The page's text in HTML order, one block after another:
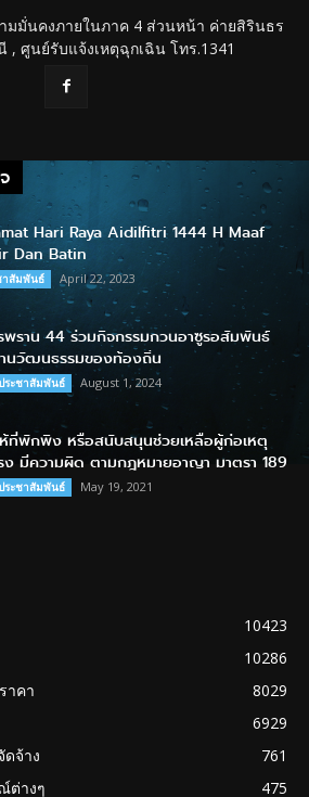
มมั่นคงภายในภาค 4 ส่วนหน้า ค่ายสิรินธร
, ศูนย์รับแจ้งเหตุฉุกเฉิน โทร.1341
Hari Raya Aidilfitri 1444 H Maaf
Dan Batin
าสัมพันธ์ April 22, 2023
พราน 44 ร่วมกิจกรรมกวนอาซูรอสัมพันธ์
นวัฒนธรรมของท้องถิ่น
ระชาสัมพันธ์ August 1, 2024
ห้ที่พักพิง หรือสนับสนุนช่วยเหลือผู้ก่อเหตุ
ง มีความผิด ตามกฎหมายอาญา มาตรา 189
ระชาสัมพันธ์ May 19, 2021
10423
10286
าคา
8029
6929
จ้าง
761
ต่างๆ
475